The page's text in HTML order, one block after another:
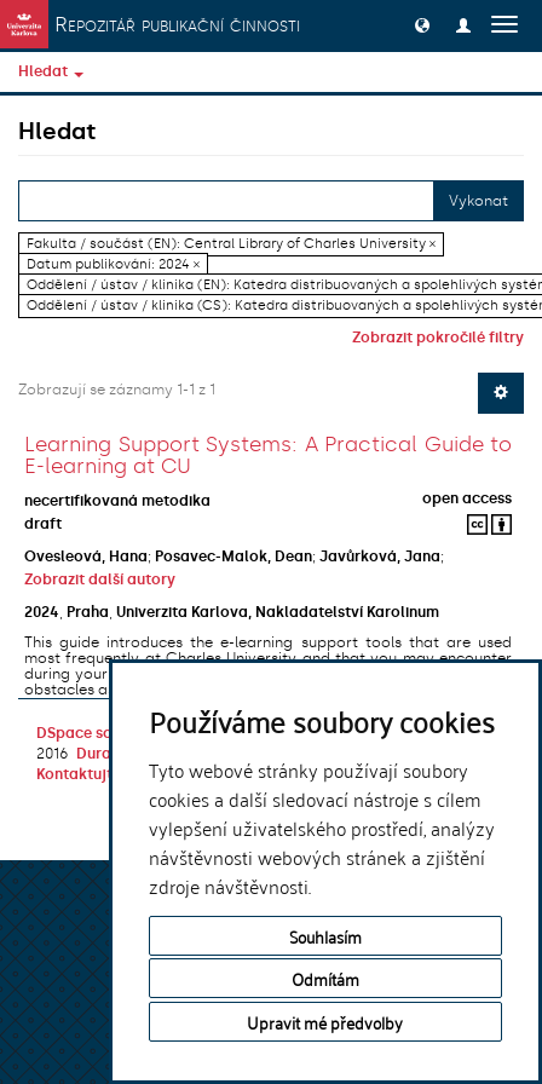
Používáme soubory cookies
Tyto webové stránky používají soubory
cookies a další sledovací nástroje s cílem
vylepšení uživatelského prostředí, analýzy
návštěvnosti webových stránek a zjištění
zdroje návštěvnosti.
Souhlasím
Odmítám
Upravit mé předvolby
Přeskočit na obsah
Repozitář publikační činnosti
Hledat
Hledat
Vykonat
Fakulta / součást (EN): Central Library of Charles University ×
Datum publikování: 2024 ×
Oddělení / ústav / klinika (EN): Katedra distribuovaných a spolehlivých
Oddělení / ústav / klinika (CS): Katedra distribuovaných a spolehlivých
Zobrazit pokročilé filtry
Zobrazují se záznamy 1-1 z 1
Learning Support Systems: A Practical Guide to
E-learning at CU
necertifikovaná metodika
open access
draft
Ovesleová, Hana; Posavec-Malok, Dean; Javůrková, Jana;
Zobrazit další autory
2024
Praha Univerzita Karlova, Nakladatelství Karolinum
This guide introduces the e-learning support tools that are used
most frequently at Charles University and that you may encounter
during your studies. It will also help you to avoid the most common
obstacles associated ...
DSpace software
copyright © 2002-
2016
DuraSpace
Kontaktujte nás
|Vyjádření názoru
Theme by